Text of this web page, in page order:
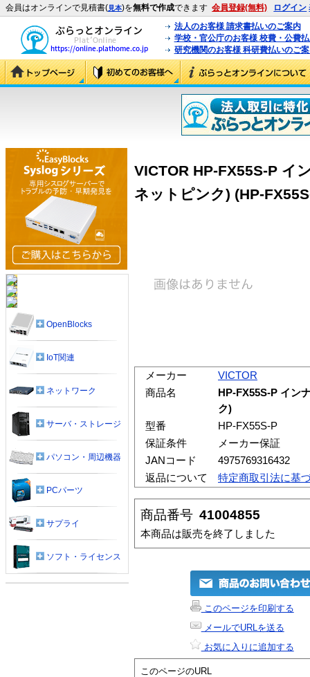
会員はオンラインで見積書(見本)を無料で作成できます 会員登録(無料) ログイン
法人のお客様 請求書払いのご案内
学校・官公庁のお客様 校費・公費
研究機関のお客様 科研費払いのご
VICTOR HP-FX55S-P イ
ネットピンク) (HP-
メーカー
VICTOR
商品名
HP-FX55S-P イン
ク)
型番
HP-FX55S-P
保証条件
メーカー保証
JANコード
4975769316432
返品について
特定商取引法に基
商品番号 41004855
本商品は販売を終了しました
このページを印刷する
メールでURLを送る
お気に入りに追加する
このページのURL
OpenBlocks
IoT関連
ネットワーク
サーバ・ストレージ
パソコン・周辺機器
PCパーツ
サプライ
ソフト・ライセンス